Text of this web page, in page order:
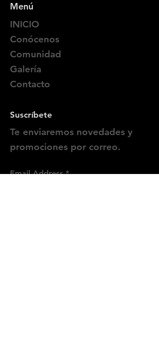
Menú
INICIO
Conócenos
Comunidad
Galería
Contacto
Suscríbete
Te enviaremos novedades y
promociones por correo.
Email Address